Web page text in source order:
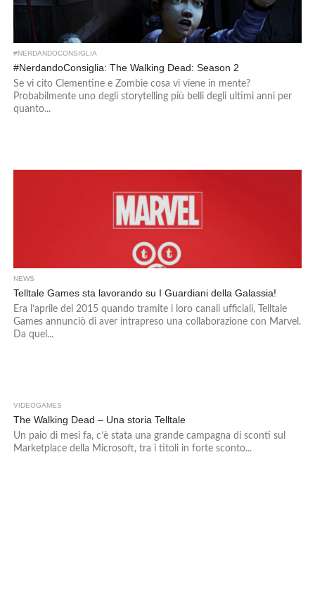
#NERDANDOCONSIGLIA
#NerdandoConsiglia: The Walking Dead: Season 2
Se vi cito Clementine e Zombie cosa vi viene in mente?
Probabilmente uno degli storytelling più belli degli ultimi anni per
quanto...
NEWS
Telltale Games sta lavorando su I Guardiani della Galassia!
Era l’aprile del 2015 quando tramite i loro canali ufficiali, Telltale
Games annunciò di aver intrapreso una collaborazione con Marvel.
Da quel...
VIDEOGAMES
The Walking Dead – Una storia Telltale
Un paio di mesi fa, c’è stata una grande campagna di sconti sul
Marketplace della Microsoft, tra i titoli in forte sconto...